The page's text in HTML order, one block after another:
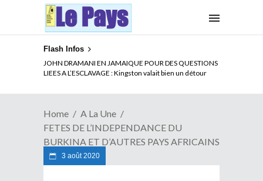
Flash Infos
JOHN DRAMANI EN JAMAIQUE POUR DES QUESTIONS
LIEES A L’ESCLAVAGE : Kingston valait bien un détour
ELECTION DE TALON A LA TETE DU SENAT BENINOIS :
Quand Patrice quitte le pouvoir sans partir !
Home
A La Une
FETES DE L’INDEPENDANCE DU
BURKINA ET D’AUTRES PAYS AFRICAINS
3 août 2020